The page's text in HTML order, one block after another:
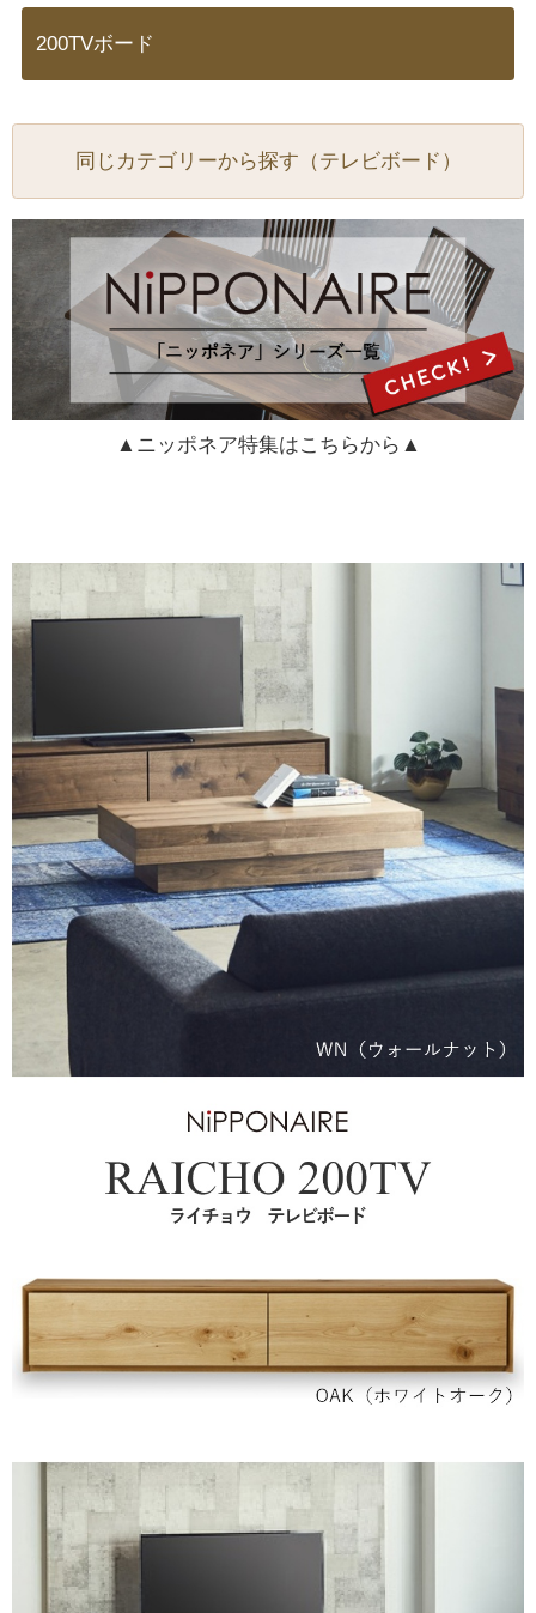
200TVボード
同じカテゴリーから探す（テレビボード）
▲ニッポネア特集はこちらから▲